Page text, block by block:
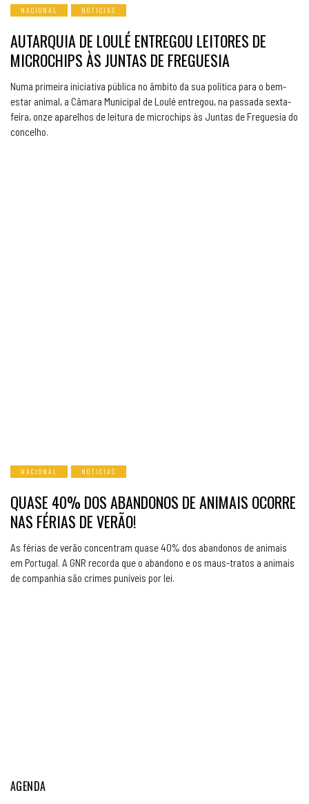
NACIONAL NOTICIAS
AUTARQUIA DE LOULÉ ENTREGOU LEITORES DE
MICROCHIPS ÀS JUNTAS DE FREGUESIA
Numa primeira iniciativa pública no âmbito da sua política para o bem-
estar animal, a Câmara Municipal de Loulé entregou, na passada sexta-
feira, onze aparelhos de leitura de microchips às Juntas de Freguesia do
concelho.
NACIONAL NOTICIAS
QUASE 40% DOS ABANDONOS DE ANIMAIS OCORRE
NAS FÉRIAS DE VERÃO!
As férias de verão concentram quase 40% dos abandonos de animais
em Portugal. A GNR recorda que o abandono e os maus-tratos a animais
de companhia são crimes puníveis por lei.
AGENDA